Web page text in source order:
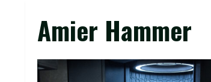
Amier Hammer